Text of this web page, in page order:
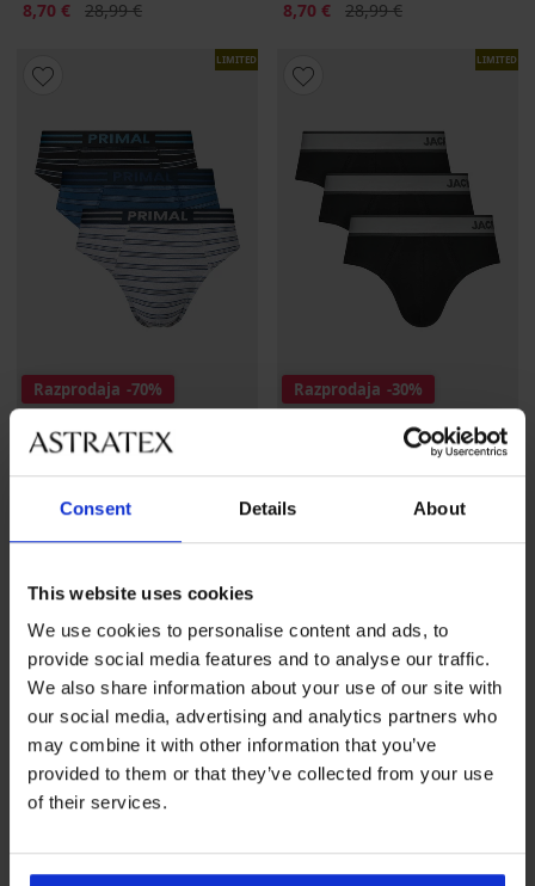
Consent Details About
This website uses cookies
We use cookies to personalise content and ads, to
provide social media features and to analyse our traffic.
We also share information about your use of our site with
our social media, advertising and analytics partners who
may combine it with other information that you’ve
provided to them or that they’ve collected from your use
of their services.
Popust
8,70 € Prvotna cena
28,99 €
Popust
8,70 € Prvotna cena
28,99 €
LIMITED
Razprodaja -70%
3PACK Spodnjice James
5,40 €
LIMITED
Razprodaja -30%
3PACK Bombažne spodnjice
Popust
21,69 € Prvotna cena